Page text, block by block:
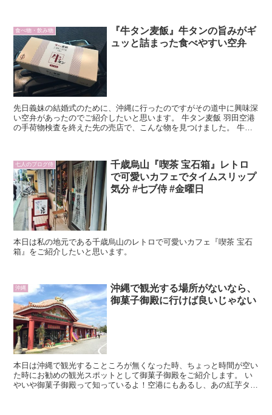
食べ物・飲み物
『牛タン麦飯』牛タンの旨みがギ
ュッと詰まった食べやすい空弁
先日義妹の結婚式のために、沖縄に行ったのですがその道中に興味深
い空弁があったのでご紹介したいと思います。 牛タン麦飯 羽田空港
の手荷物検査を終えた先の売店で、こんな物を見つけました。 牛タ
七人のブログ侍
千歳烏山『喫茶 宝石箱』レトロ
で可愛いカフェでタイムスリップ
気分 #七ブ侍 #金曜日
本日は私の地元である千歳烏山のレトロで可愛いカフェ『喫茶 宝石
箱』をご紹介したいと思います。
沖縄
沖縄で観光する場所がないなら、
御菓子御殿に行けば良いじゃない
本日は沖縄で観光することころが無くなった時、ちょっと時間が空い
た時にお勧めの観光スポットとして御菓子御殿をご紹介します。 い
やいや御菓子御殿って知っているよ！空港にもあるし、あの紅芋タル